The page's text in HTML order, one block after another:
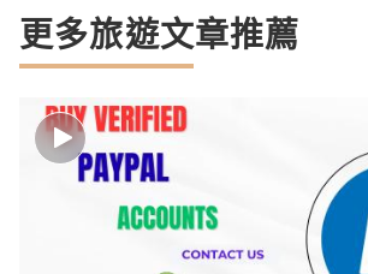
更多旅遊文章推薦